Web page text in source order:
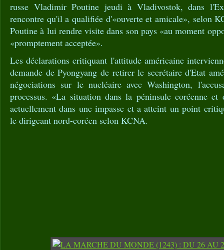
russe Vladimir Poutine jeudi à Vladivostok, dans
rencontre qu'il a qualifiée d'«ouverte et amicale», selon
Poutine à lui rendre visite dans son pays «au moment
«promptement acceptée».
Les déclarations critiquant l'attitude américaine
demande de Pyongyang de retirer le secrétaire d'Etat
négociations sur le nucléaire avec Washington,
processus. «La situation dans la péninsule coréenne
actuellement dans une impasse et a atteint un point
le dirigeant nord-coréen selon KCNA.